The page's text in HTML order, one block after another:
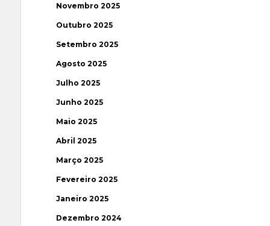
Novembro 2025
Outubro 2025
Setembro 2025
Agosto 2025
Julho 2025
Junho 2025
Maio 2025
Abril 2025
Março 2025
Fevereiro 2025
Janeiro 2025
Dezembro 2024